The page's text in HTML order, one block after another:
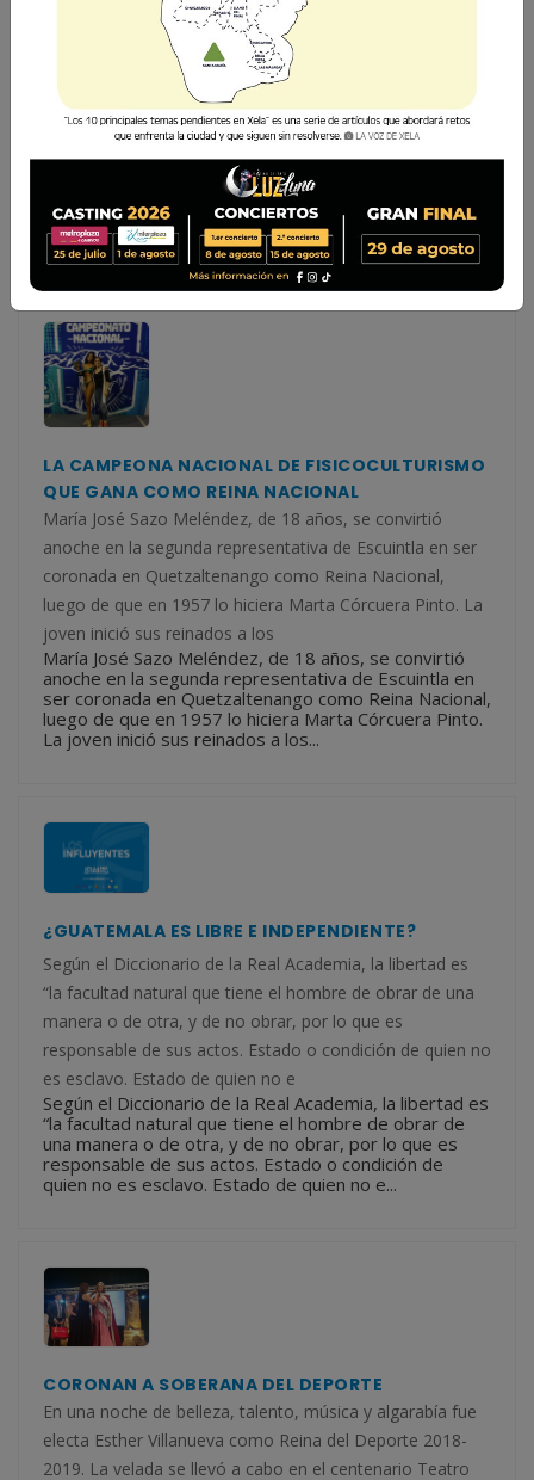
La Constitución Política de la República de Guatemala
establece en el artículo 84 que “Corresponde a la
Universidad de San Carlos de Guatemala una asignación
privativa no menor del cinco por ciento del Presupuesto
General de Ingresos Ordinarios del E
La Constitución Política de la República de Guatemala
establece en el artículo 84 que “Corresponde a la
Universidad de San Carlos de Guatemala una
asignación privativa no menor del cinco por ciento del
Presupuesto General de Ingresos Ordinarios del E...
LA CAMPEONA NACIONAL DE FISICOCULTURISMO
QUE GANA COMO REINA NACIONAL
María José Sazo Meléndez, de 18 años, se convirtió
anoche en la segunda representativa de Escuintla en ser
coronada en Quetzaltenango como Reina Nacional,
luego de que en 1957 lo hiciera Marta Córcuera Pinto. La
joven inició sus reinados a los
María José Sazo Meléndez, de 18 años, se convirtió
anoche en la segunda representativa de Escuintla en
ser coronada en Quetzaltenango como Reina Nacional,
luego de que en 1957 lo hiciera Marta Córcuera Pinto.
La joven inició sus reinados a los...
¿GUATEMALA ES LIBRE E INDEPENDIENTE?
Según el Diccionario de la Real Academia, la libertad es
“la facultad natural que tiene el hombre de obrar de una
manera o de otra, y de no obrar, por lo que es
responsable de sus actos. Estado o condición de quien no
es esclavo. Estado de quien no e
Según el Diccionario de la Real Academia, la libertad es
“la facultad natural que tiene el hombre de obrar de
una manera o de otra, y de no obrar, por lo que es
responsable de sus actos. Estado o condición de
quien no es esclavo. Estado de quien no e...
CORONAN A SOBERANA DEL DEPORTE
En una noche de belleza, talento, música y algarabía fue
electa Esther Villanueva como Reina del Deporte 2018-
2019. La velada se llevó a cabo en el centenario Teatro